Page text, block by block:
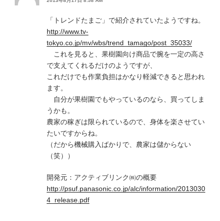
「トレンドたまご」で紹介されていたようですね。
http://www.tv-
tokyo.co.jp/mv/wbs/trend_tamago/post_35033/
これを見ると、果樹園向け商品で腕を一定の高さ
で支えてくれるだけのようですが、
これだけでも作業負担はかなり軽減できると思われ
ます。
自分が果樹園でもやっているのなら、買ってしま
うかも。
農家の稼ぎは限られているので、身体を楽させてい
たいですからね。
（だから機械購入ばかりで、農家は儲からない
（笑））
開発元：アクティブリンク㈱の概要
http://psuf.panasonic.co.jp/alc/information/2013030
4_release.pdf